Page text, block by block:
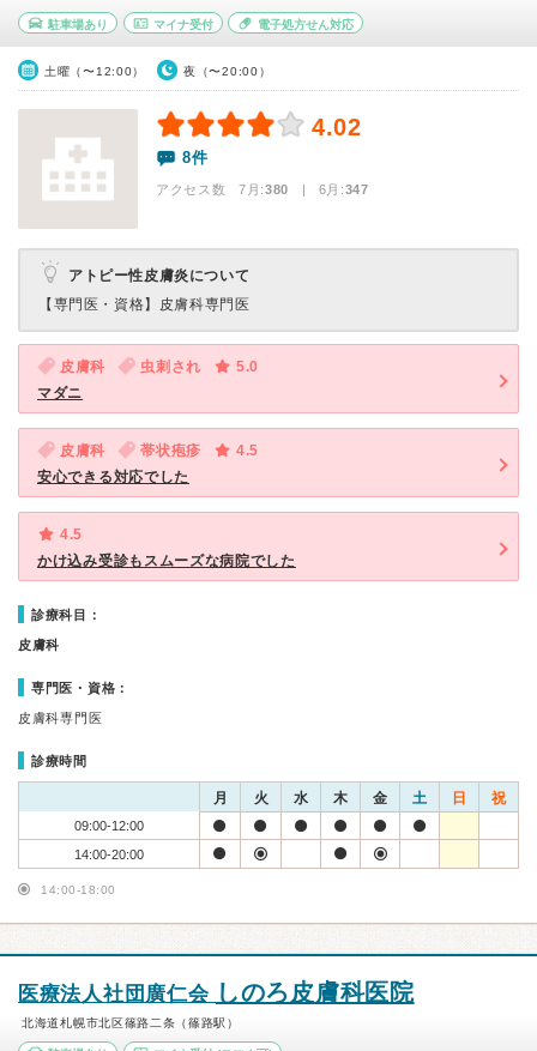
駐車場あり マイナ受付 電子処方せん対応
土曜（〜12:00） 夜（〜20:00）
4.02
8件
アクセス数 7月:380 | 6月:347
アトピー性皮膚炎について
【専門医・資格】 皮膚科専門医
皮膚科 虫刺され
5.0
マダニ
皮膚科 帯状疱疹
4.5
安心できる対応でした
4.5
かけ込み受診もスムーズな病院でした
診療科目：
皮膚科
専門医・資格：
皮膚科専門医
診療時間
月 火 水 木 金 土 日 祝
09:00-12:00
14:00-20:00
14:00-18:00
医療法人社団廣仁会 しのろ皮膚科医院
北海道札幌市北区篠路二条（篠路駅）